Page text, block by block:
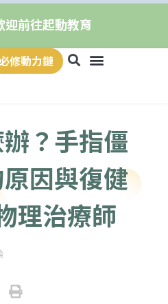
迎前往起動教育
必修動力鏈
？手指僵
因與復健
理治療師